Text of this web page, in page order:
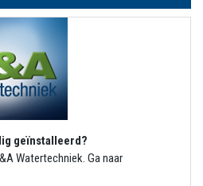
geïnstalleerd?
Watertechniek. Ga naar